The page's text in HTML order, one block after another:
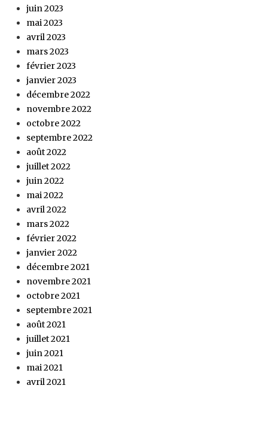
juin 2023
mai 2023
avril 2023
mars 2023
février 2023
janvier 2023
décembre 2022
novembre 2022
octobre 2022
septembre 2022
août 2022
juillet 2022
juin 2022
mai 2022
avril 2022
mars 2022
février 2022
janvier 2022
décembre 2021
novembre 2021
octobre 2021
septembre 2021
août 2021
juillet 2021
juin 2021
mai 2021
avril 2021